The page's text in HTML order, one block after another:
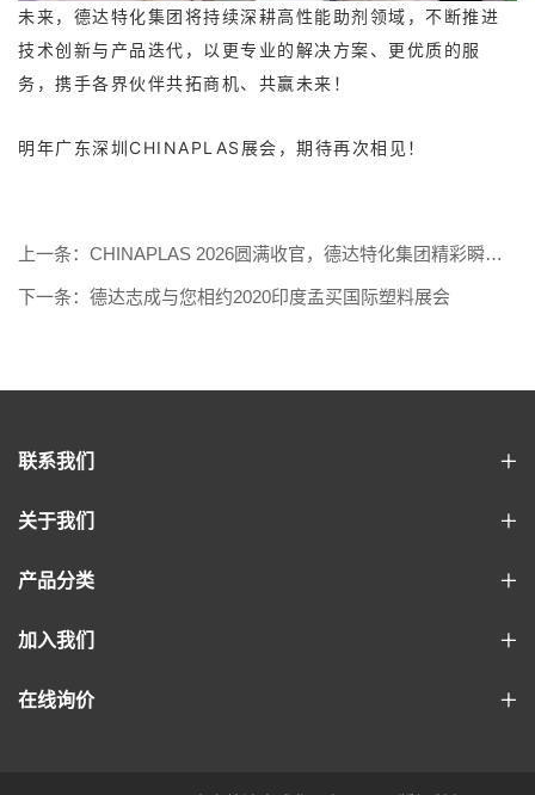
未来，德达特化集团将持续深耕高性能助剂领域，不断推进
技术创新与产品迭代，以更专业的解决方案、更优质的服
务，携手各界伙伴共拓商机、共赢未来！
明年广东深圳CHINAPLAS展会，期待再次相见！
上一条：CHINAPLAS 2026圆满收官，德达特化集团精彩瞬间
回顾
下一条：德达志成与您相约2020印度孟买国际塑料展会
联系我们
关于我们
产品分类
加入我们
在线询价